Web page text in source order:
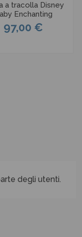
a tracolla Disney
Enchanting
97,00 €
degli utenti.